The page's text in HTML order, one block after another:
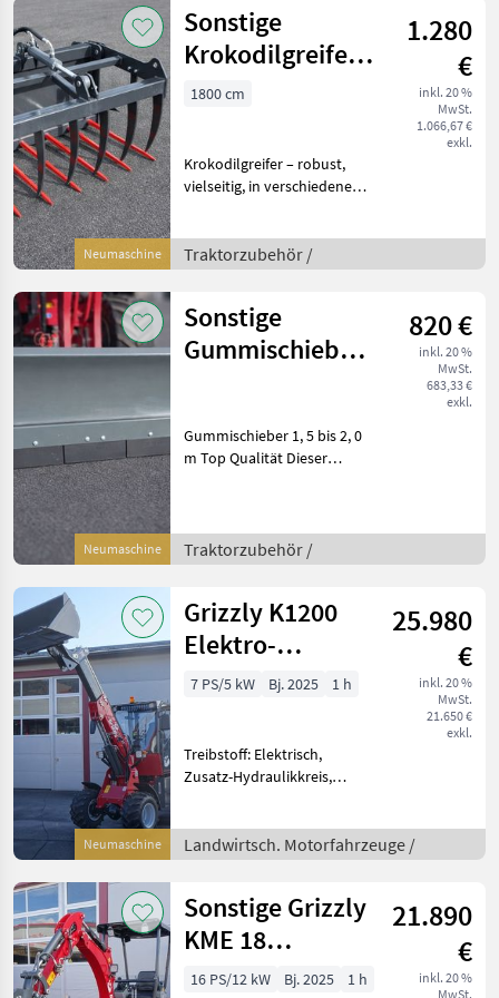
Neumaschine
Sonstige
Krokodilgreifer
0,9 bis 1,8 m
1.280
€
inkl. 20 %
MwSt.
1.066,67 €
exkl.
1800 cm
Krokodilgreifer – robust,
vielseitig, in verschiedenen
Krokodilgreifer für den
professionellen Einsatz in
Traktorzubehör /
Neumaschine
Sonstige
Gummischieber
820 €
inkl. 20 %
MwSt.
683,33 €
exkl.
Gummischieber 1, 5 bis 2, 0
m Top Qualität Dieser
Frontlader und Hoflader
vorgesehen. Es
Traktorzubehör /
Neumaschine
Grizzly K1200
Elektro-
Teleskope
25.980
€
inkl. 20 %
MwSt.
21.650 €
exkl.
7 PS/5 kW Bj. 2025 1 h
Treibstoff: Elektrisch,
Zusatz-Hydraulikkreis,
hydr. Geräteverriegelung,
Elektroantrieb Der Grizzly
Radla
Landwirtsch. Motorfahrzeuge /
Sonstige Grizzly
KME 18
Minibagger
21.890
€
inkl. 20 %
MwSt.
16 PS/12 kW Bj. 2025 1 h